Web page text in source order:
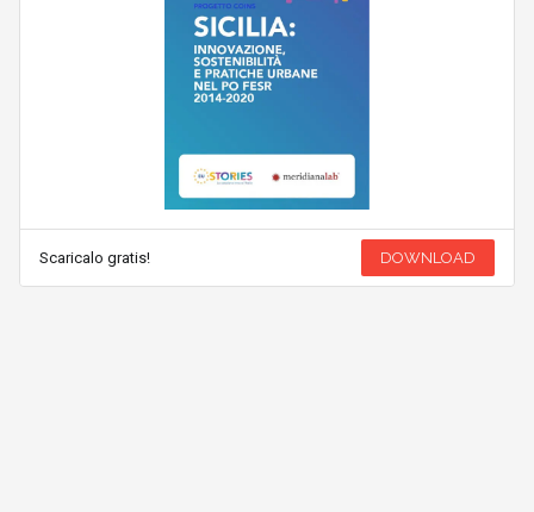
Scaricalo gratis! DOWNLOAD